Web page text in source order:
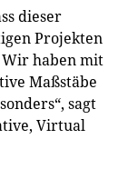
dieser
Projekten
haben mit
Maßstäbe
sagt
Virtual